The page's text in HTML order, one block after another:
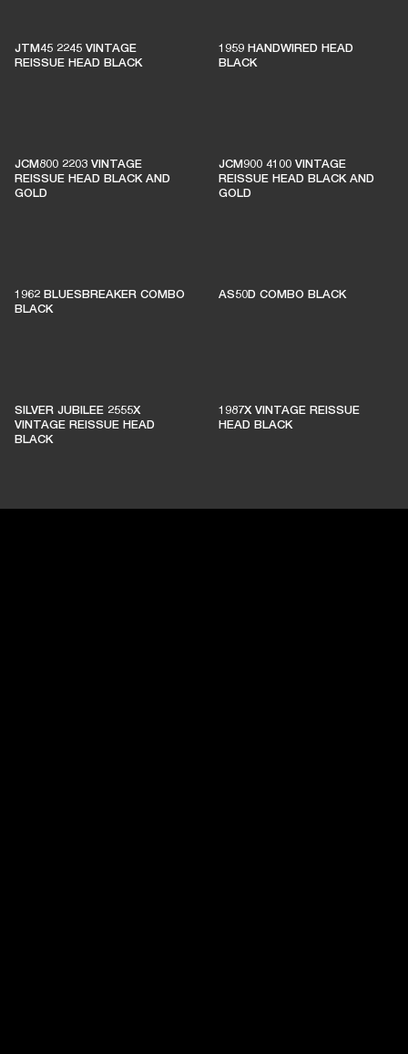
JTM45 2245 VINTAGE
REISSUE HEAD BLACK
1959 HANDWIRED HEAD
BLACK
JCM800 2203 VINTAGE
REISSUE HEAD BLACK AND
GOLD
JCM900 4100 VINTAGE
REISSUE HEAD BLACK AND
GOLD
1962 BLUESBREAKER COMBO
BLACK
AS50D COMBO BLACK
SILVER JUBILEE 2555X
VINTAGE REISSUE HEAD
BLACK
1987X VINTAGE REISSUE
HEAD BLACK